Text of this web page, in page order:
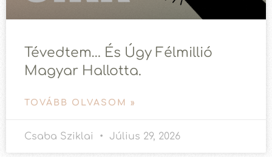
Tévedtem… És Úgy Félmillió
Magyar Hallotta.
TOVÁBB OLVASOM »
Csaba Sziklai Július 29, 2026